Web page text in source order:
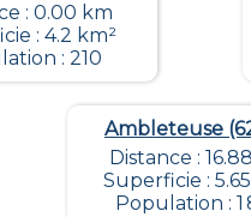
: 0.00 km
: 4.2 km²
: 210
Ambleteuse
Distance :
Superficie :
Population : 1